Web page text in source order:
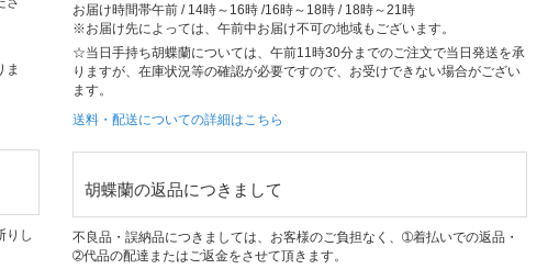
ま
りし
お届け時間帯午前 / 14時～16時 /16時～18時 / 18時～21時
※お届け先によっては、午前中お届け不可の地域もございます。
☆当日手持ち胡蝶蘭については、午前11時30分までのご注文で当日発送を承
りますが、在庫状況等の確認が必要ですので、お受けできない場合がござい
ます。
送料・配送についての詳細はこちら
胡蝶蘭の返品につきまして
不良品・誤納品につきましては、お客様のご負担なく、➀着払いでの返品・
➁代品の配達またはご返金をさせて頂きます。